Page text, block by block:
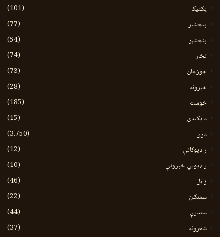
پکتیکا
(101)
پنجشیر
(77)
پنجشېر
(54)
تخار
(74)
جوزجان
(73)
خبرونه
(28)
خوست
(185)
دایکندی
(15)
دری
(3،750)
راډیوګانې
(12)
راډیويي خپرونې
(10)
زابل
(46)
سمنګان
(22)
سندرې
(44)
شعرونه
(37)